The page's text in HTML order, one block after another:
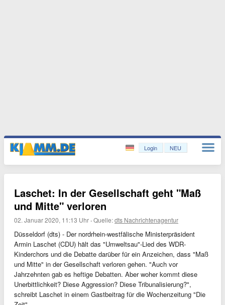
Login NEU
Laschet: In der Gesellschaft geht "Maß
und Mitte" verloren
02. Januar 2020, 11:13 Uhr ·Quelle:dts Nachrichtenagentur
Düsseldorf (dts) - Der nordrhein-westfälische Ministerpräsident
Armin Laschet (CDU) hält das "Umweltsau"-Lied des WDR-
Kinderchors und die Debatte darüber für ein Anzeichen, dass "Maß
und Mitte" in der Gesellschaft verloren gehen. "Auch vor
Jahrzehnten gab es heftige Debatten. Aber woher kommt diese
Unerbittlichkeit? Diese Aggression? Diese Tribunalisierung?",
schreibt Laschet in einem Gastbeitrag für die Wochenzeitung "Die